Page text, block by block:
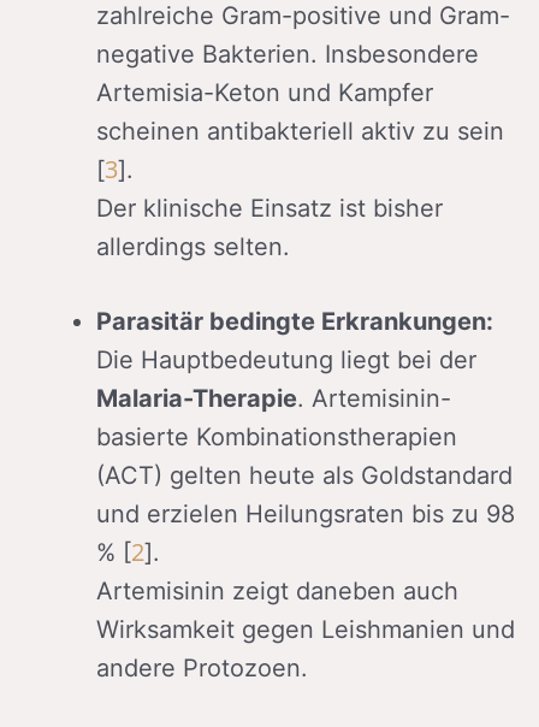
zahlreiche Gram-positive und Gram-
negative Bakterien. Insbesondere
Artemisia-Keton und Kampfer
scheinen antibakteriell aktiv zu sein
[3].
Der klinische Einsatz ist bisher
allerdings selten.
Parasitär bedingte Erkrankungen:
Die Hauptbedeutung liegt bei der
Malaria-Therapie. Artemisinin-
basierte Kombinationstherapien
(ACT) gelten heute als Goldstandard
und erzielen Heilungsraten bis zu 98
% [2].
Artemisinin zeigt daneben auch
Wirksamkeit gegen Leishmanien und
andere Protozoen.